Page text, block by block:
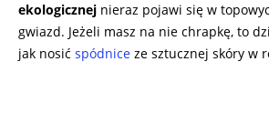
ekologicznej nieraz pojawi się w
gwiazd. Jeżeli masz na nie chrapkę, to
jak nosić spódnice ze sztucznej skóry w